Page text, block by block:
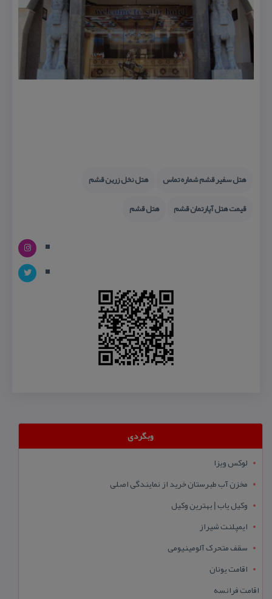
هتل سفیر قشم شماره تماس
هتل نخل زرین قشم
قیمت هتل آپارتمان قشم
هتل قشم
وبگردی
لوکس ویزا
مخزن آب طبرستان خرید از نمایندگی اصلی
وکیل یاب | بهترین وکیل
ایمپلنت شیراز
سقف متحرک آلومینیومی
اقامت یونان
اقامت فرانسه